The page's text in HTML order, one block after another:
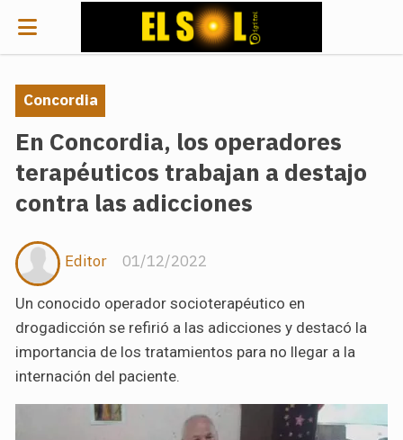
En Concordia, los operadores
terapéuticos trabajan a destajo
contra las adicciones
Un conocido operador socioterapéutico en
drogadicción se refirió a las adicciones y destacó la
importancia de los tratamientos para no llegar a la
internación del paciente.
Concordia
01/12/2022
Editor